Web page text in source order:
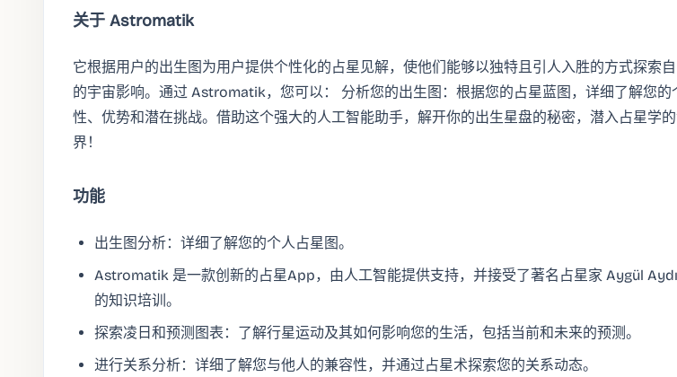
关于 Astromatik
它根据用户的出生图为用户提供个性化的占星见解，使他们能够以独特且引人入胜的方式探索
的宇宙影响。通过 Astromatik，您可以： 分析您的出生图：根据您的占星蓝图，详细了解您的
性、优势和潜在挑战。借助这个强大的人工智能助手，解开你的出生星盘的秘密，潜入占星学
界！
功能
出生图分析：详细了解您的个人占星图。
Astromatik 是一款创新的占星App，由人工智能提供支持，并接受了著名占星家 Aygül
的知识培训。
探索凌日和预测图表：了解行星运动及其如何影响您的生活，包括当前和未来的预测。
进行关系分析：详细了解您与他人的兼容性，并通过占星术探索您的关系动态。